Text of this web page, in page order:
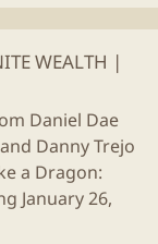
WEALTH |
Daniel Dae
Danny Trejo
a Dragon:
January 26,